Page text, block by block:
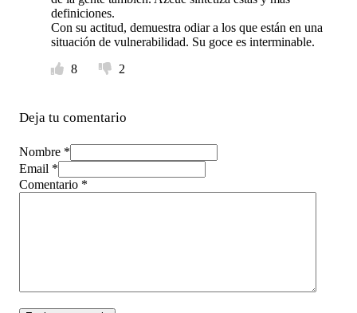
definiciones.
Con su actitud, demuestra odiar a los que están en una
situación de vulnerabilidad. Su goce es interminable.
8
2
Deja tu comentario
Nombre *
Email *
Comentario *